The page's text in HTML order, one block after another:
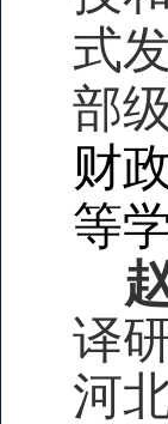
式
部
财
等
译
河